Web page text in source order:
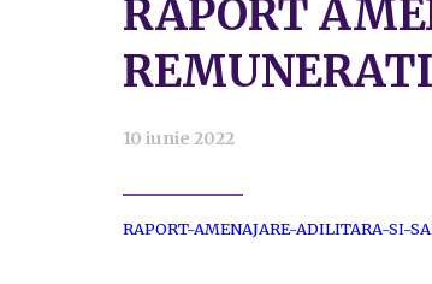
RAPORT
10 iunie 2022
RAPORT-AMENAJARE-ADILITARA-SI-